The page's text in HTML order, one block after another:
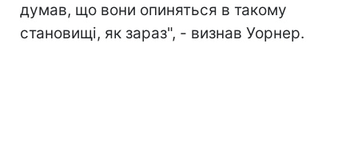
думав, що вони опиняться в такому
становищі, як зараз", - визнав Уорнер.